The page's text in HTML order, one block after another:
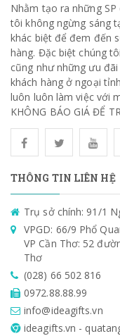
Nhằm tạo ra những
tôi không ngừng sáng
khác biệt để đem đến
hàng. Đặc biệt chúng
cũng như những ưu
khách hàng ở ngoại
luôn luôn làm việc với
KHÔNG BÁO GIÁ ĐỂ
THÔNG TIN LIÊN HỆ
Trụ sở chính: 91/1
VPGD: 66/9 Phổ
VP Cần Thơ: 52
Thơ
(028) 66 502 816
0972.88.88.99
info@ideagifts.vn
ideagifts.vn -